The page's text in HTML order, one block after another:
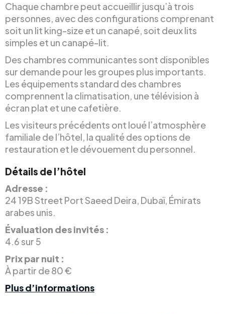
Chaque chambre peut accueillir jusqu’à trois
personnes, avec des configurations comprenant
soit un lit king-size et un canapé, soit deux lits
simples et un canapé-lit.
Des chambres communicantes sont disponibles
sur demande pour les groupes plus importants.
Les équipements standard des chambres
comprennent la climatisation, une télévision à
écran plat et une cafetière.
Les visiteurs précédents ont loué l’atmosphère
familiale de l’hôtel, la qualité des options de
restauration et le dévouement du personnel.
Détails de l’hôtel
Adresse :
24 19B Street Port Saeed Deira, Dubaï, Émirats
arabes unis.
Évaluation des invités :
4.6 sur 5
Prix par nuit :
À partir de 80 €
Plus d’informations